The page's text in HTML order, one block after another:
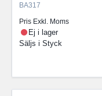
BA317
Pris Exkl. Moms
Ej i lager
Säljs i Styck